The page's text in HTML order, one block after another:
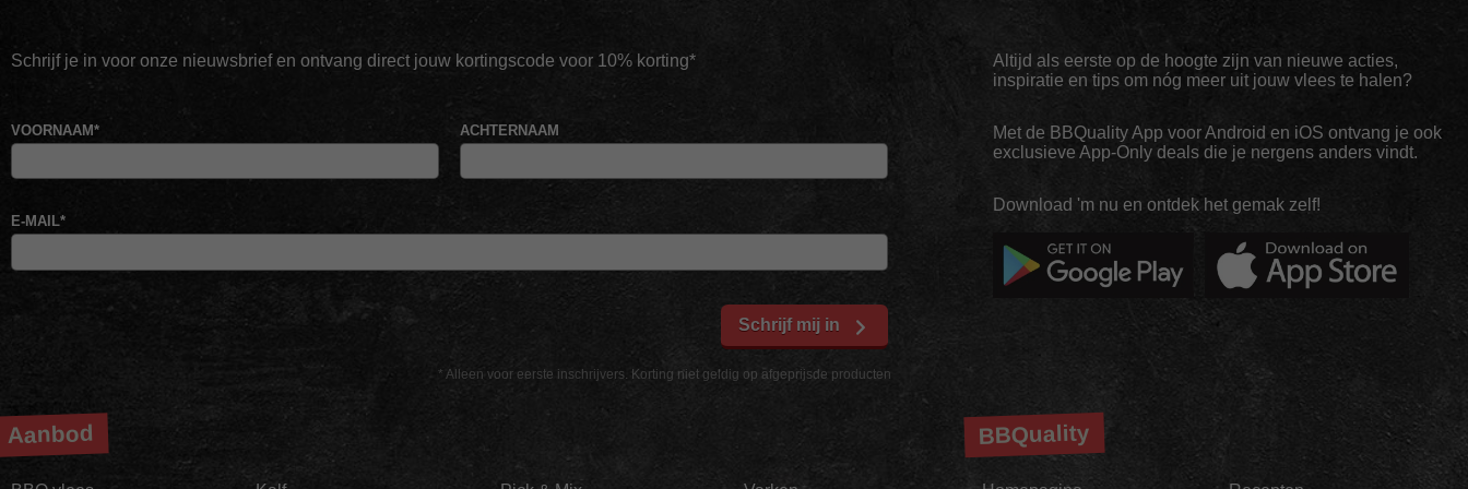
Schrijf je in voor onze nieuwsbrief en ontvang direct jouw kortingscode voor 10% korting*
* Alleen voor eerste inschrijvers. Korting niet geldig op afgeprijsde producten
VOORNAAM* ACHTERNAAM
E-MAIL*
Schrijf mij in
Altijd als eerste op de hoogte zijn van nieuwe acties,
inspiratie en tips om nóg meer uit jouw vlees te halen?
Met de BBQuality App voor Android en iOS ontvang je ook
exclusieve App-Only deals die je nergens anders vindt.
Download 'm nu en ontdek het gemak zelf!
Aanbod BBQuality